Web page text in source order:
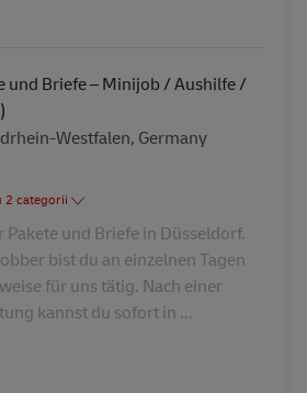
und Briefe – Minijob / Aushilfe /
Westfalen, Germany
2 categorii
Pakete und Briefe in Düsseldorf.
bist du an einzelnen Tagen
für uns tätig. Nach einer
kannst du sofort in ...